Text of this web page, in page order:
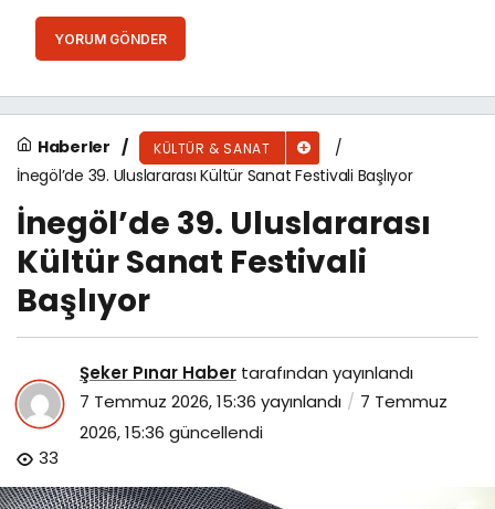
YORUM GÖNDER
Haberler KÜLTÜR & SANAT
İnegöl’de 39. Uluslararası Kültür Sanat Festivali Başlıyor
İnegöl’de 39. Uluslararası
Kültür Sanat Festivali
Başlıyor
Şeker Pınar Haber tarafından yayınlandı
7 Temmuz 2026, 15:36 yayınlandı
7 Temmuz
2026, 15:36 güncellendi
33